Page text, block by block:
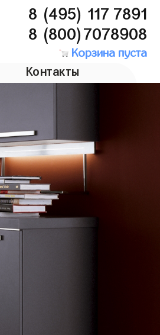
8 (495) 117 7891
8 (800)7078908
Корзина пуста
Контакты